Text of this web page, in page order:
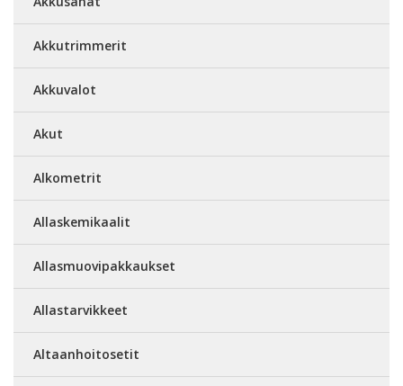
Akkutrimmerit
Akkuvalot
Akut
Alkometrit
Allaskemikaalit
Allasmuovipakkaukset
Allastarvikkeet
Altaanhoitosetit